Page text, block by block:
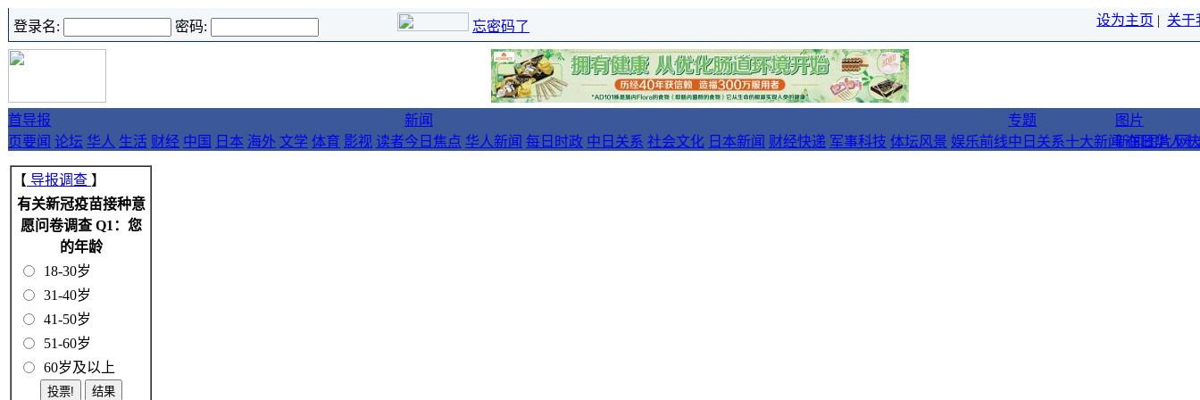
登录名: 密码: 忘密码了 设为主页 | 关于
首
页
导报
要闻 论坛 华人 生活 财经 中国 日本 海外 文学 体育 影视 读者
新闻
今日焦点 华人新闻 每日时政 中日关系 社会文化 日本新闻 财经快递 军事科技 体坛风景 娱乐前线
专题
中日关系十大新闻 在日华人
图片
新闻图片 网
【 导报调查 】
有关新冠疫苗接种意
愿问卷调查 Q1：您
的年龄
18-30岁
31-40岁
41-50岁
51-60岁
60岁及以上